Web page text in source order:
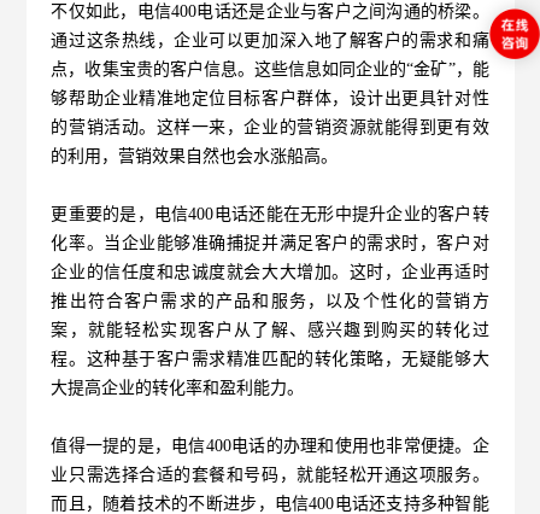
不仅如此，电信400电话还是企业与客户之间沟通的桥梁。
通过这条热线，企业可以更加深入地了解客户的需求和痛
点，收集宝贵的客户信息。这些信息如同企业的“金矿”，能
够帮助企业精准地定位目标客户群体，设计出更具针对性
的营销活动。这样一来，企业的营销资源就能得到更有效
的利用，营销效果自然也会水涨船高。
更重要的是，电信400电话还能在无形中提升企业的客户转
化率。当企业能够准确捕捉并满足客户的需求时，客户对
企业的信任度和忠诚度就会大大增加。这时，企业再适时
推出符合客户需求的产品和服务，以及个性化的营销方
案，就能轻松实现客户从了解、感兴趣到购买的转化过
程。这种基于客户需求精准匹配的转化策略，无疑能够大
大提高企业的转化率和盈利能力。
值得一提的是，电信400电话的办理和使用也非常便捷。企
业只需选择合适的套餐和号码，就能轻松开通这项服务。
而且，随着技术的不断进步，电信400电话还支持多种智能